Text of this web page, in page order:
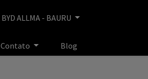
BYD ALLMA - BAURU
Contato Blog